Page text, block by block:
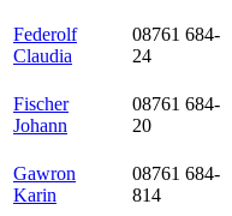
Federolf
Claudia
08761 684-
24
Fischer
Johann
08761 684-
20
Gawron
Karin
08761 684-
814